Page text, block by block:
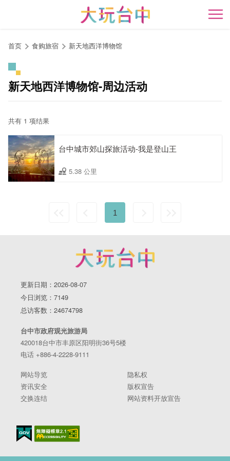
开
首页 食购旅宿 新天地西洋博物馆
新天地西洋博物馆-周边活动
共有 1 项结果
台中城市郊山探旅活动-我是登山王
5.38 公里
1
更新日期：2026-08-07
今日浏览：7149
总访客数：24674798
台中市政府观光旅游局
420018台中市丰原区阳明街36号5楼
电话 +886-4-2228-9111
网站导览
隐私权
资讯安全
版权宣告
交换连结
网站资料开放宣告